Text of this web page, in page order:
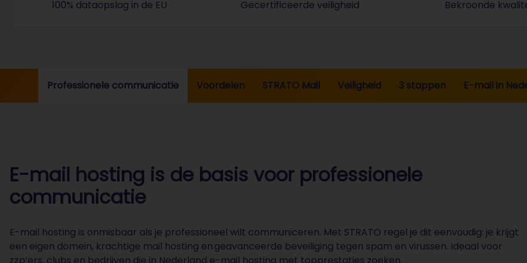
100% dataopslag in de EU
Gecertificeerde veiligheid
Bekroonde
Professionele communicatie Voordelen STRATO Mail Veiligheid 3 stappen E-mail in
E-mail hosting is de basis voor professionele
communicatie
E-mail hosting is onmisbaar als je professioneel wilt communiceren. Met STRATO regel je dit eenvoudig: je krijgt
een eigen domein, krachtige mail hosting en geavanceerde beveiliging tegen spam en virussen. Ideaal voor
zzp’ers, clubs en bedrijven die in Nederland e-mail hosting met topprestaties zoeken.